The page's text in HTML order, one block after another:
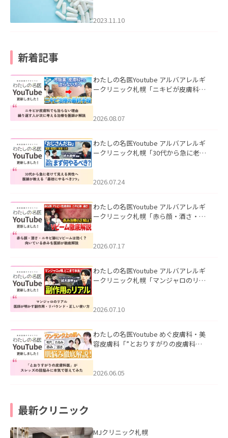
2023.11.10
新着記事
わたしの名医Youtube アルバアレルギ
ークリニック札幌「ニキビが皮膚科で
ました。
2026.08.07
わたしの名医Youtube アルバアレルギ
ークリニック札幌「30代から急に老け
た。
2026.07.24
わたしの名医Youtube アルバアレルギ
ークリニック札幌「赤ら顔・酒さ・ニ
した。
2026.07.17
わたしの名医Youtube アルバアレルギ
ークリニック札幌「マンジャロのリア
た。
2026.07.10
わたしの名医Youtube めぐ皮膚科・美
容皮膚科「”とおりすがりの皮膚科
2026.06.05
最新クリニック
MJクリニック札幌